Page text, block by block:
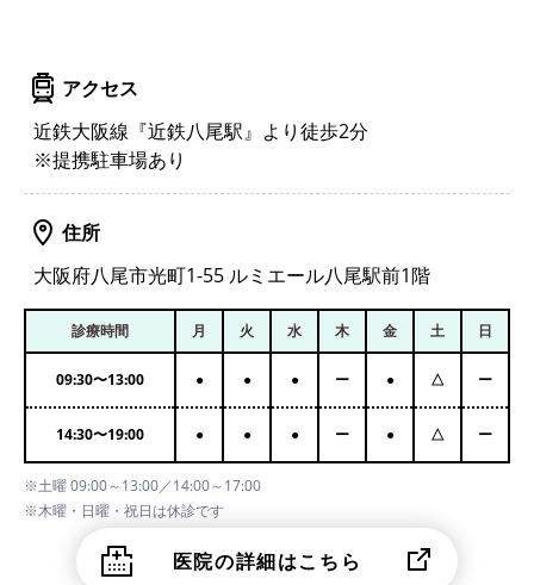
アクセス
近鉄大阪線『近鉄八尾駅』より徒歩2分
※提携駐車場あり
住所
大阪府八尾市光町1-55 ルミエール八尾駅前1階
診療時間 月 火 水 木 金 土 日
09:30〜13:00 ● ● ● ー ● △ ー
14:30〜19:00 ● ● ● ー ● △ ー
※土曜 09:00～13:00／14:00～17:00
※木曜・日曜・祝日は休診です
医院の詳細はこちら